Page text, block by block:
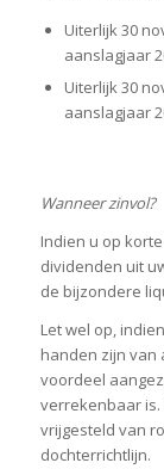
Uiterlijk 30
aanslagjaar
Uiterlijk 30
aanslagjaar
Wanneer zinvol?
Indien u op
dividenden uit
de bijzondere
Let wel op,
handen zijn van
voordeel
verrekenbaar is.
vrijgesteld van
dochterrichtlijn.